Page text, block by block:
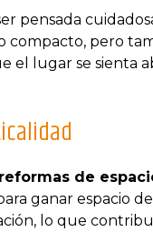
pensada
pero
el lugar se
reformas de
ganar espacio
lo que